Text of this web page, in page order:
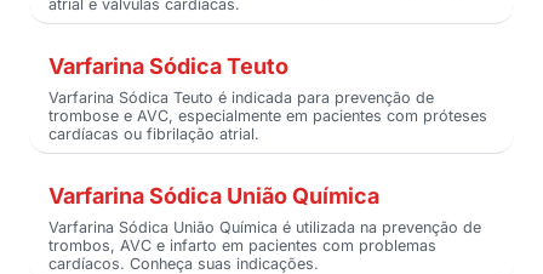
atrial e válvulas cardíacas.
Varfarina Sódica Teuto
Varfarina Sódica Teuto é indicada para prevenção de
trombose e AVC, especialmente em pacientes com próteses
cardíacas ou fibrilação atrial.
Varfarina Sódica União Química
Varfarina Sódica União Química é utilizada na prevenção de
trombos, AVC e infarto em pacientes com problemas
cardíacos. Conheça suas indicações.